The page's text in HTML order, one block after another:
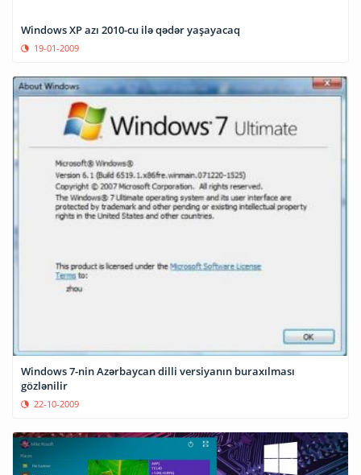
Windows XP azı 2010-cu ilə qədər yaşayacaq
19-01-2009
Windows 7-nin Azərbaycan dilli versiyanın buraxılması
gözlənilir
22-10-2009